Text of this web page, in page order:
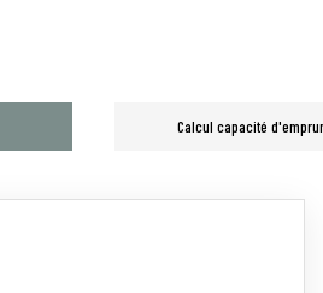
Calcul capacité